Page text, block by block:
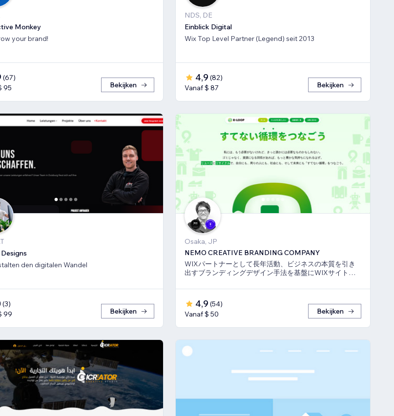
Monkey
your brand!
(67)
95
Bekijken
NDS, DE
Einblick Digital
Wix Top Level Partner (Legend) seit 2013
4,9 (82)
Vanaf $ 87
Bekijken
den digitalen Wandel
(3)
99
Bekijken
Osaka, JP
NEMO CREATIVE BRANDING COMPANY
WIXパートナーとして長年活動、ビジネスの本質を引き
出すブランディングデザイン手法を基盤にWIXサイト・
4,9 (54)
Vanaf $ 50
Bekijken